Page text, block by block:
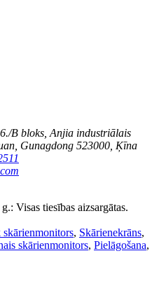
B bloks, Anjia industriālais
Gunagdong 523000, Ķīna
Visas tiesības aizsargātas.
skārienmonitors, Skārienekrāns,
skārienmonitors, Pielāgošana,